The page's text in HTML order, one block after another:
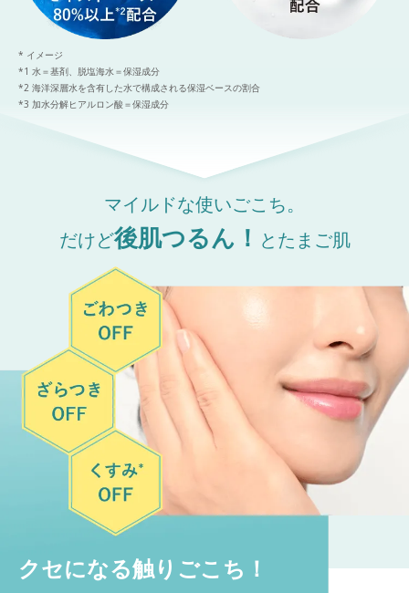
* イメージ
*1 水＝基剤、脱塩海水＝保湿成分
*2 海洋深層水を含有した水で構成される保湿ベースの割合
*3 加水分解ヒアルロン酸＝保湿成分
マイルドな使いごこち。
だけど後肌つるん！ とたまご肌
クセになる触りごこち！